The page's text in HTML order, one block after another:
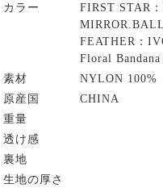
カラー
FIRST STAR
FEATHER：
Floral
素材
NYLON 100%
原産国
CHINA
重量
透け感
裏地
生地の厚さ